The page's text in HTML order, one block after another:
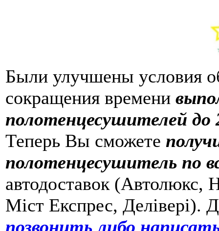
Были улучшены условия
сокращения времени
полотенцесушителей до
Теперь Вы сможете
полотенцесушитель по
автодоставок
Міст Експрес, Делівері).
позвонить либо